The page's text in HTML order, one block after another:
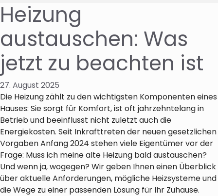
Heizung
austauschen: Was
jetzt zu beachten ist
27. August 2025
Die Heizung zählt zu den wichtigsten Komponenten eines
Hauses: Sie sorgt für Komfort, ist oft jahrzehntelang in
Betrieb und beeinflusst nicht zuletzt auch die
Energiekosten. Seit Inkrafttreten der neuen gesetzlichen
Vorgaben Anfang 2024 stehen viele Eigentümer vor der
Frage: Muss ich meine alte Heizung bald austauschen?
Und wenn ja, wogegen? Wir geben Ihnen einen Überblick
über aktuelle Anforderungen, mögliche Heizsysteme und
die Wege zu einer passenden Lösung für Ihr Zuhause.